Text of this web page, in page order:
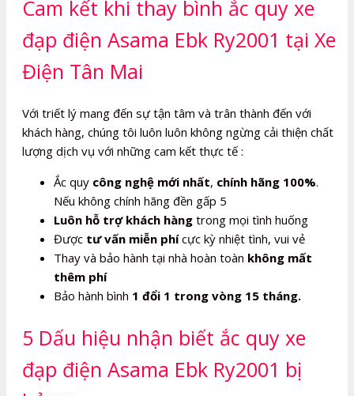
Cam kết khi thay bình ắc quy xe
đạp điện Asama Ebk Ry2001 tại Xe
Điện Tân Mai
Với triết lý mang đến sự tận tâm và trân thành đến với
khách hàng, chúng tôi luôn luôn không ngừng cải thiện chất
lượng dịch vụ với những cam kết thực tế :
Ắc quy công nghệ mới nhất, chính hãng 100%.
Nếu không chính hãng đền gấp 5
Luôn hỗ trợ khách hàng trong mọi tình huống
Được tư vấn miễn phícực kỳ nhiệt tình, vui vẻ
Thay và bảo hành tại nhà hoàn toàn không mất
thêm phí
Bảo hành bình 1 đổi 1 trong vòng 15 tháng.
5 Dấu hiệu nhận biết ắc quy xe
đạp điện Asama Ebk Ry2001 bị